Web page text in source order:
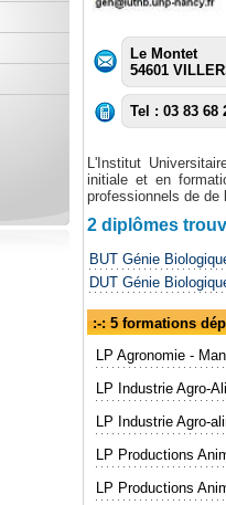
Le Montet
54601
Tel : 03 83 68
L'Institut
initiale et en
professionnels de de
2 diplômes
BUT Génie
DUT Génie
:-: 5 formations
LP Agronomie -
LP Industrie Agro-
LP Industrie Agro-
LP Productions
LP Productions